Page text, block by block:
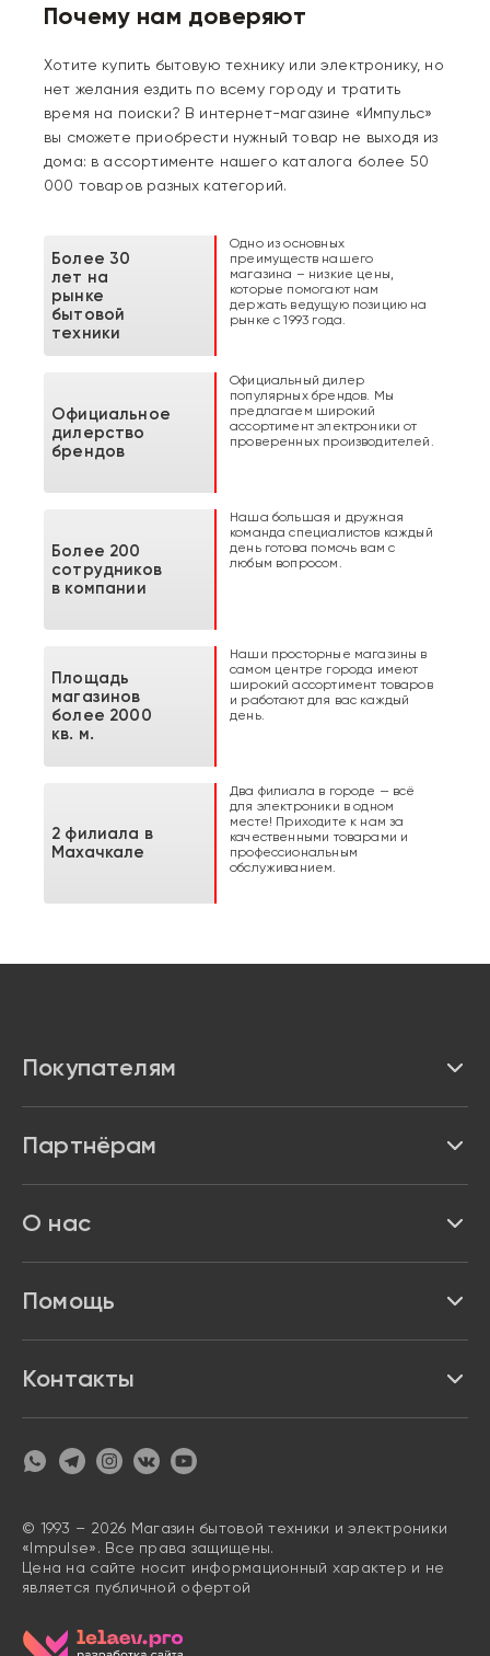
Почему нам доверяют
Хотите купить бытовую технику или электронику, но
нет желания ездить по всему городу и тратить
время на поиски? В интернет-магазине «Импульс»
вы сможете приобрести нужный товар не выходя из
дома: в ассортименте нашего каталога более 50
000 товаров разных категорий.
Более 30
лет на
рынке
бытовой
техники
Одно из основных
преимуществ нашего
магазина – низкие цены,
которые помогают нам
держать ведущую позицию на
рынке с 1993 года.
Официальное
дилерство
брендов
Официальный дилер
популярных брендов. Мы
предлагаем широкий
ассортимент электроники от
проверенных производителей.
Более 200
сотрудников
в компании
Наша большая и дружная
команда специалистов каждый
день готова помочь вам с
любым вопросом.
Площадь
магазинов
более 2000
кв. м.
Наши просторные магазины в
самом центре города имеют
широкий ассортимент товаров
и работают для вас каждый
день.
2 филиала в
Махачкале
Два филиала в городе — всё
для электроники в одном
месте! Приходите к нам за
качественными товарами и
профессиональным
обслуживанием.
Покупателям
Доставка и оплата
Акции и скидки
Возврат товара
Политика конфиденциальности
Согласие на обработку персональных данных
Партнёрам
О нас
Помощь
Карта сайта
Контакты
© 1993 – 2026 Магазин бытовой техники и электроники
«Impulse». Все права защищены.
Цена на сайте носит информационный характер и не
является публичной офертой